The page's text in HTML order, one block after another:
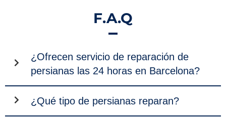
F.A.Q
¿Ofrecen servicio de reparación de
persianas las 24 horas en Barcelona?
¿Qué tipo de persianas reparan?